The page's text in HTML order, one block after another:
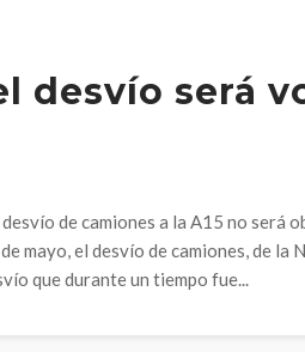
desvío será
de camiones a la A15 no será
mayo, el desvío de camiones, de la
que durante un tiempo fue...